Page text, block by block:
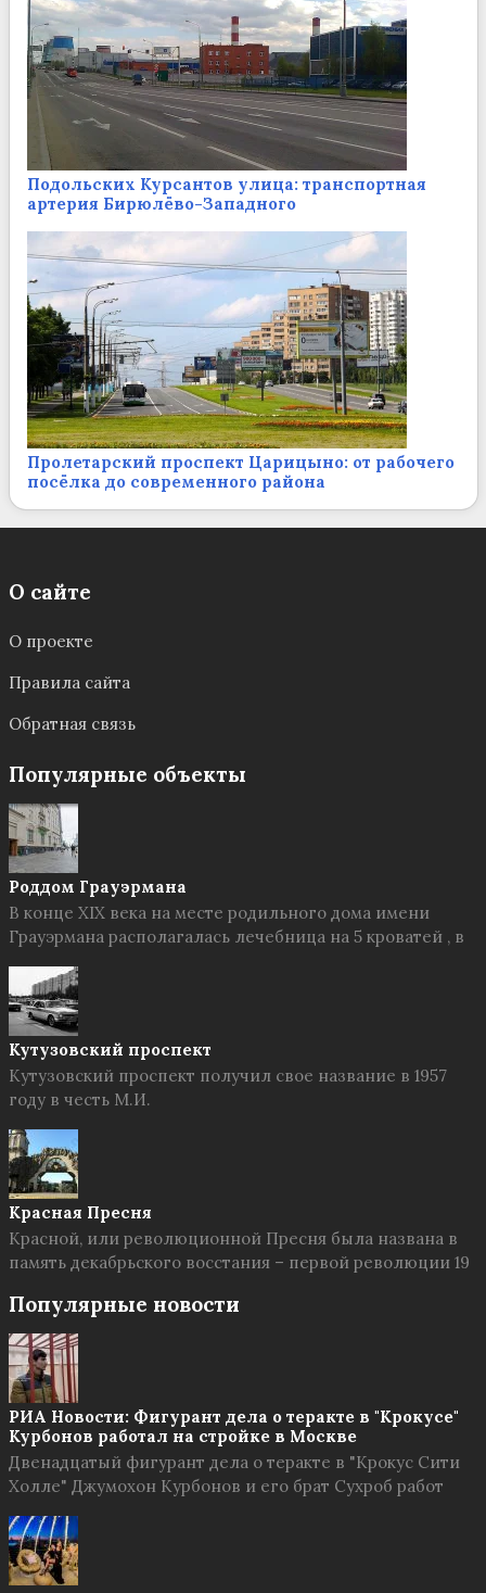
Подольских Курсантов улица: транспортная
артерия Бирюлёво-Западного
Пролетарский проспект Царицыно: от рабочего
посёлка до современного района
О сайте
О проекте
Правила сайта
Обратная связь
Популярные объекты
Роддом Грауэрмана
В конце XIX века на месте родильного дома имени
Грауэрмана располагалась лечебница на 5 кроватей , в
Кутузовский проспект
Кутузовский проспект получил свое название в 1957
году в честь М.И.
Красная Пресня
Красной, или революционной Пресня была названа в
память декабрьского восстания – первой революции 19
Популярные новости
РИА Новости: Фигурант дела о теракте в "Крокусе"
Курбонов работал на стройке в Москве
Двенадцатый фигурант дела о теракте в "Крокус Сити
Холле" Джумохон Курбонов и его брат Сухроб работ